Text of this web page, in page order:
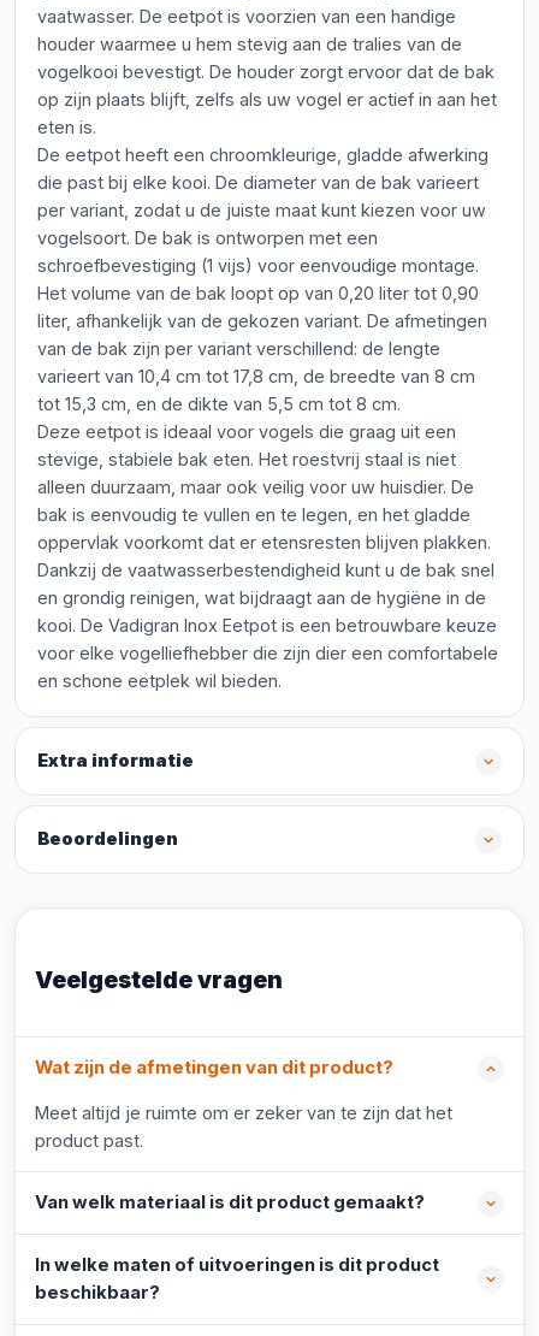
vaatwasser. De eetpot is voorzien van een handige
houder waarmee u hem stevig aan de tralies van de
vogelkooi bevestigt. De houder zorgt ervoor dat de bak
op zijn plaats blijft, zelfs als uw vogel er actief in aan het
eten is.
De eetpot heeft een chroomkleurige, gladde afwerking
die past bij elke kooi. De diameter van de bak varieert
per variant, zodat u de juiste maat kunt kiezen voor uw
vogelsoort. De bak is ontworpen met een
schroefbevestiging (1 vijs) voor eenvoudige montage.
Het volume van de bak loopt op van 0,20 liter tot 0,90
liter, afhankelijk van de gekozen variant. De afmetingen
van de bak zijn per variant verschillend: de lengte
varieert van 10,4 cm tot 17,8 cm, de breedte van 8 cm
tot 15,3 cm, en de dikte van 5,5 cm tot 8 cm.
Deze eetpot is ideaal voor vogels die graag uit een
stevige, stabiele bak eten. Het roestvrij staal is niet
alleen duurzaam, maar ook veilig voor uw huisdier. De
bak is eenvoudig te vullen en te legen, en het gladde
oppervlak voorkomt dat er etensresten blijven plakken.
Dankzij de vaatwasserbestendigheid kunt u de bak snel
en grondig reinigen, wat bijdraagt aan de hygiëne in de
kooi. De Vadigran Inox Eetpot is een betrouwbare keuze
voor elke vogelliefhebber die zijn dier een comfortabele
en schone eetplek wil bieden.
Extra informatie
Beoordelingen
Veelgestelde vragen
Wat zijn de afmetingen van dit product?
Meet altijd je ruimte om er zeker van te zijn dat het
product past.
Van welk materiaal is dit product gemaakt?
In welke maten of uitvoeringen is dit product
beschikbaar?